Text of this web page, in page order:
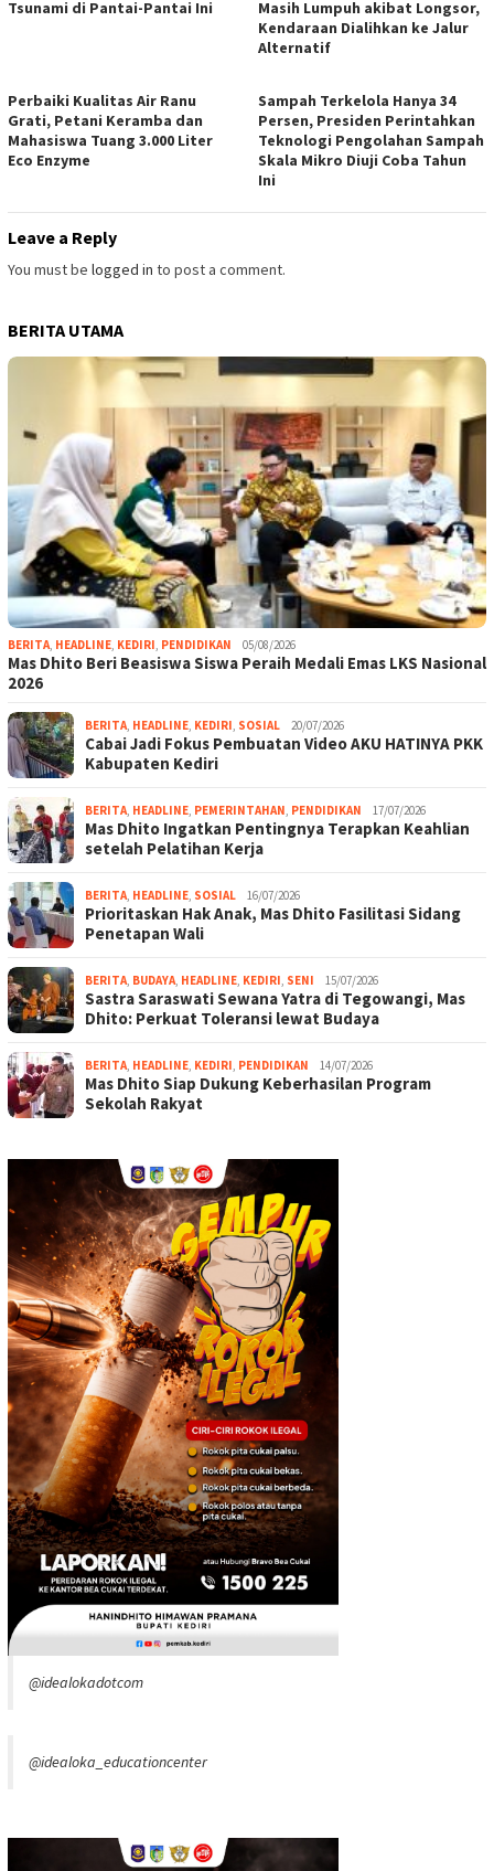
Tsunami di Pantai-Pantai Ini
Masih Lumpuh akibat Longsor,
Kendaraan Dialihkan ke Jalur
Alternatif
Perbaiki Kualitas Air Ranu
Grati, Petani Keramba dan
Mahasiswa Tuang 3.000 Liter
Eco Enzyme
Sampah Terkelola Hanya 34
Persen, Presiden Perintahkan
Teknologi Pengolahan Sampah
Skala Mikro Diuji Coba Tahun
Ini
Leave a Reply
You must be logged in to post a comment.
BERITA UTAMA
BERITA, HEADLINE, KEDIRI, PENDIDIKAN 05/08/2026
Mas Dhito Beri Beasiswa Siswa Peraih Medali Emas LKS Nasional
2026
BERITA, HEADLINE, KEDIRI, SOSIAL 20/07/2026
Cabai Jadi Fokus Pembuatan Video AKU HATINYA PKK
Kabupaten Kediri
BERITA, HEADLINE, PEMERINTAHAN, PENDIDIKAN 17/07/2026
Mas Dhito Ingatkan Pentingnya Terapkan Keahlian
setelah Pelatihan Kerja
BERITA, HEADLINE, SOSIAL 16/07/2026
Prioritaskan Hak Anak, Mas Dhito Fasilitasi Sidang
Penetapan Wali
BERITA, BUDAYA, HEADLINE, KEDIRI, SENI 15/07/2026
Sastra Saraswati Sewana Yatra di Tegowangi, Mas
Dhito: Perkuat Toleransi lewat Budaya
BERITA, HEADLINE, KEDIRI, PENDIDIKAN 14/07/2026
Mas Dhito Siap Dukung Keberhasilan Program
Sekolah Rakyat
@idealokadotcom
@idealoka_educationcenter